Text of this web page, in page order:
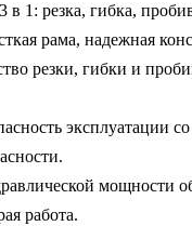
1: резка, гибка,
рама, надежная
резки, гибки и
эксплуатации
мощности
работа.